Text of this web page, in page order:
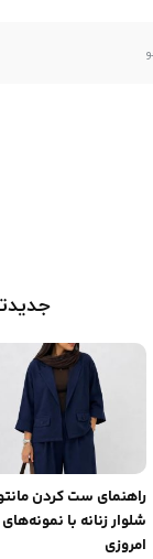
راهنمای ست کردن
شلوار زنانه با نمونه‌های
امروزی